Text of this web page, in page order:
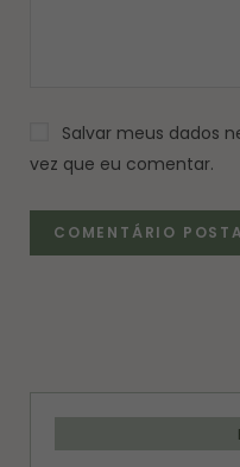
Salvar meus dados
vez que eu comentar.